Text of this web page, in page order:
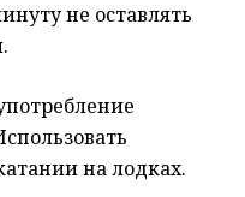
не оставлять
на лодках.